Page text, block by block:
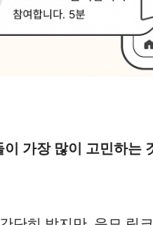
가장 많이 고민하는